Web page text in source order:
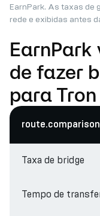
EarnPark. As taxas de
rede e exibidas antes
de fazer
para Tron
Taxa de bridge
Tempo de